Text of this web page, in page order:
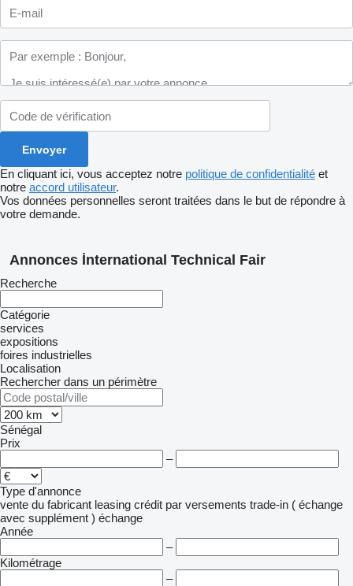
En cliquant ici, vous acceptez notre politique de confidentialité et
notre accord utilisateur.
Vos données personnelles seront traitées dans le but de répondre à
votre demande.
Annonces İnternational Technical Fair
Recherche
Catégorie
services
expositions
foires industrielles
Localisation
Rechercher dans un périmètre
Sénégal
Prix
–
Type d'annonce
vente du fabricant leasing crédit par versements trade-in ( échange
avec supplément ) échange
Année
–
Kilométrage
–